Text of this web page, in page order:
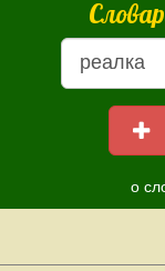
о